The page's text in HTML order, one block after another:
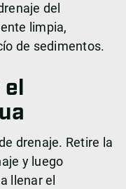
del
limpia,
de sedimentos.
drenaje. Retire la
y luego
llenar el